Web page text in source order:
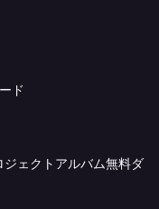
ド
ェクトアルバム無料ダ